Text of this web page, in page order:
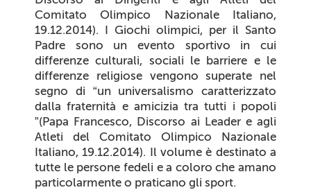
Comitato Olimpico Nazionale Italiano,
19.12.2014). I Giochi olimpici, per il Santo
Padre sono un evento sportivo in cui
differenze culturali, sociali le barriere e le
differenze religiose vengono superate nel
segno di “un universalismo caratterizzato
dalla fraternità e amicizia tra tutti i popoli
”(Papa Francesco, Discorso ai Leader e agli
Atleti del Comitato Olimpico Nazionale
Italiano, 19.12.2014). Il volume è destinato a
tutte le persone fedeli e a coloro che amano
particolarmente o praticano gli sport.